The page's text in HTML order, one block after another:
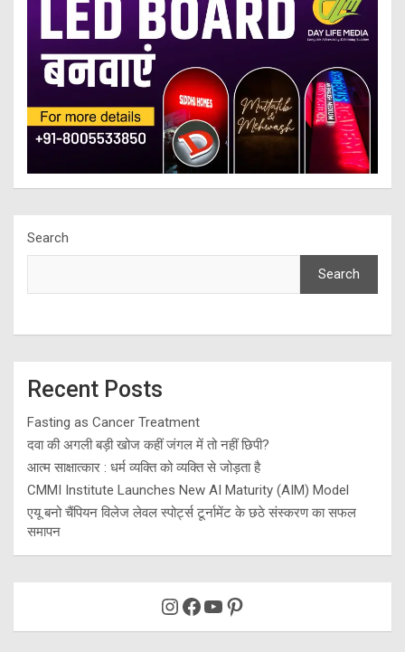
Search
Search
Recent Posts
Fasting as Cancer Treatment
दवा की अगली बड़ी खोज कहीं जंगल में तो नहीं छिपी?
आत्म साक्षात्कार : धर्म व्यक्ति को व्यक्ति से जोड़ता है
CMMI Institute Launches New AI Maturity (AIM) Model
एयू बनो चैंपियन विलेज लेवल स्पोर्ट्स टूर्नामेंट के छठे संस्करण का सफल
समापन
Instagram
Facebook
YouTube
Pinterest